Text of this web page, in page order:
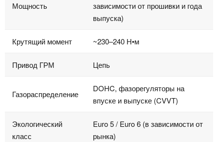
Мощность
зависимости от прошивки и года
выпуска)
Крутящий момент ~230–240 Н•м
Привод ГРМ Цепь
Газораспределение
DOHC, фазорегуляторы на
впуске и выпуске (CVVT)
Экологический
класс
Euro 5 / Euro 6 (в зависимости от
рынка)